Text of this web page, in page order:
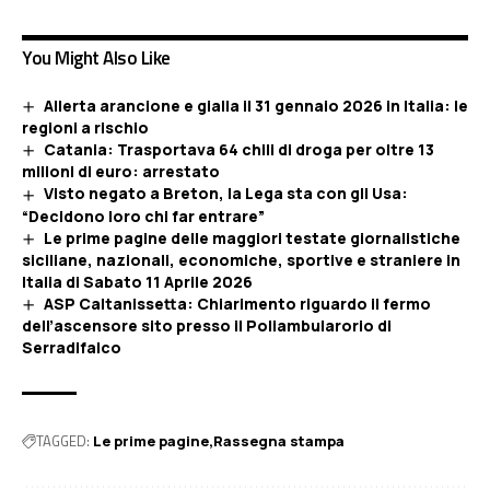
You Might Also Like
Allerta arancione e gialla il 31 gennaio 2026 in Italia: le
regioni a rischio
Catania: Trasportava 64 chili di droga per oltre 13
milioni di euro: arrestato
Visto negato a Breton, la Lega sta con gli Usa:
“Decidono loro chi far entrare”
Le prime pagine delle maggiori testate giornalistiche
siciliane, nazionali, economiche, sportive e straniere in
Italia di Sabato 11 Aprile 2026
ASP Caltanissetta: Chiarimento riguardo il fermo
dell’ascensore sito presso il Poliambularorio di
Serradifalco
TAGGED: Le prime pagine Rassegna stampa